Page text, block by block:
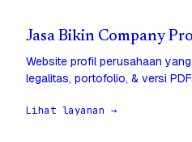
Jasa Bikin Company
Website profil perusahaan
legalitas, portofolio, & versi PDF.
Lihat layanan →